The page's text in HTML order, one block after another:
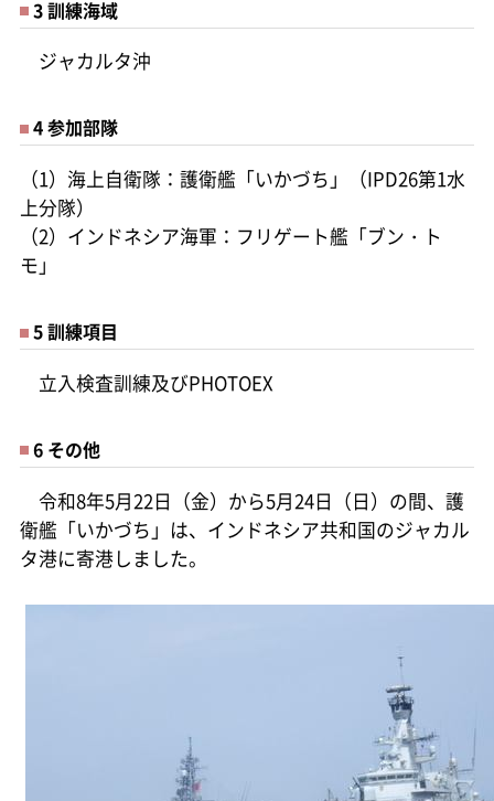
3 訓練海域
ジャカルタ沖
4 参加部隊
（1）海上自衛隊：護衛艦「いかづち」（IPD26第1水
上分隊）
（2）インドネシア海軍：フリゲート艦「ブン・ト
モ」
5 訓練項目
立入検査訓練及びPHOTOEX
6 その他
令和8年5月22日（金）から5月24日（日）の間、護
衛艦「いかづち」は、インドネシア共和国のジャカル
タ港に寄港しました。